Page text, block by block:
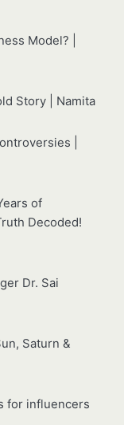
Model? |
Story | Namita
|
of
Decoded!
Dr. Sai
Saturn &
for influencers